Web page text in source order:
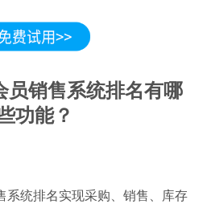
员销售系统排名有哪
功能？
系统排名实现采购、销售、库存